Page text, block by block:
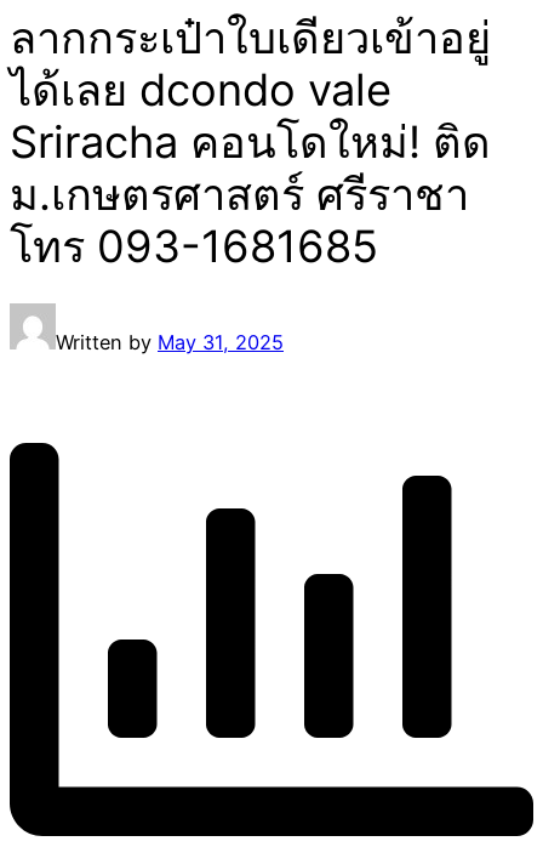
ลากกระเป๋าใบเดียวเข้าอยู่
ได้เลย dcondo vale
Sriracha คอนโดใหม่! ติด
ม.เกษตรศาสตร์ ศรีราชา
โทร 093-1681685
Written by May 31, 2025